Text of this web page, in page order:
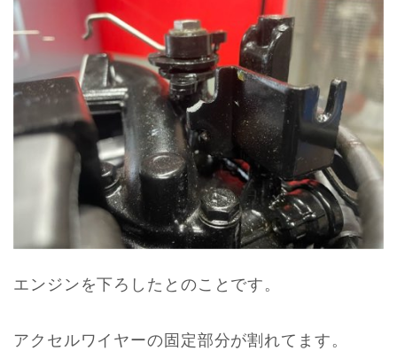
エンジンを下ろしたとのことです。
アクセルワイヤーの固定部分が割れてます。